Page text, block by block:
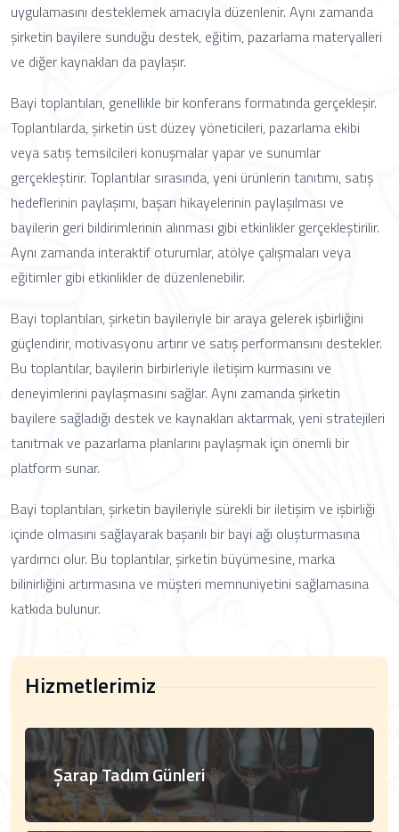
uygulamasını desteklemek amacıyla düzenlenir. Aynı zamanda
şirketin bayilere sunduğu destek, eğitim, pazarlama materyalleri
ve diğer kaynakları da paylaşır.
Bayi toplantıları, genellikle bir konferans formatında gerçekleşir.
Toplantılarda, şirketin üst düzey yöneticileri, pazarlama ekibi
veya satış temsilcileri konuşmalar yapar ve sunumlar
gerçekleştirir. Toplantılar sırasında, yeni ürünlerin tanıtımı, satış
hedeflerinin paylaşımı, başarı hikayelerinin paylaşılması ve
bayilerin geri bildirimlerinin alınması gibi etkinlikler gerçekleştirilir.
Aynı zamanda interaktif oturumlar, atölye çalışmaları veya
eğitimler gibi etkinlikler de düzenlenebilir.
Bayi toplantıları, şirketin bayileriyle bir araya gelerek işbirliğini
güçlendirir, motivasyonu artırır ve satış performansını destekler.
Bu toplantılar, bayilerin birbirleriyle iletişim kurmasını ve
deneyimlerini paylaşmasını sağlar. Aynı zamanda şirketin
bayilere sağladığı destek ve kaynakları aktarmak, yeni stratejileri
tanıtmak ve pazarlama planlarını paylaşmak için önemli bir
platform sunar.
Bayi toplantıları, şirketin bayileriyle sürekli bir iletişim ve işbirliği
içinde olmasını sağlayarak başarılı bir bayi ağı oluşturmasına
yardımcı olur. Bu toplantılar, şirketin büyümesine, marka
bilinirliğini artırmasına ve müşteri memnuniyetini sağlamasına
katkıda bulunur.
Hizmetlerimiz
Şarap Tadım Günleri